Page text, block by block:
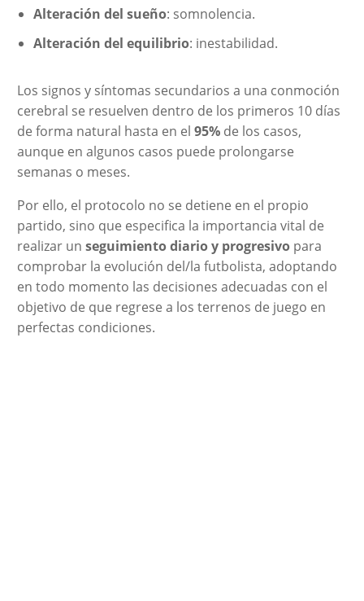
Alteración del sueño: somnolencia.
Alteración del equilibrio: inestabilidad.
Los signos y síntomas secundarios a una conmoción
cerebral se resuelven dentro de los primeros 10 días
de forma natural hasta en el 95%de los casos,
aunque en algunos casos puede prolongarse
semanas o meses.
Por ello, el protocolo no se detiene en el propio
partido, sino que especifica la importancia vital de
realizar un seguimiento diario y progresivopara
comprobar la evolución del/la futbolista, adoptando
en todo momento las decisiones adecuadas con el
objetivo de que regrese a los terrenos de juego en
perfectas condiciones.